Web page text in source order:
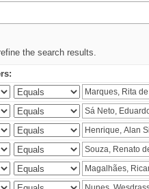
the search results.